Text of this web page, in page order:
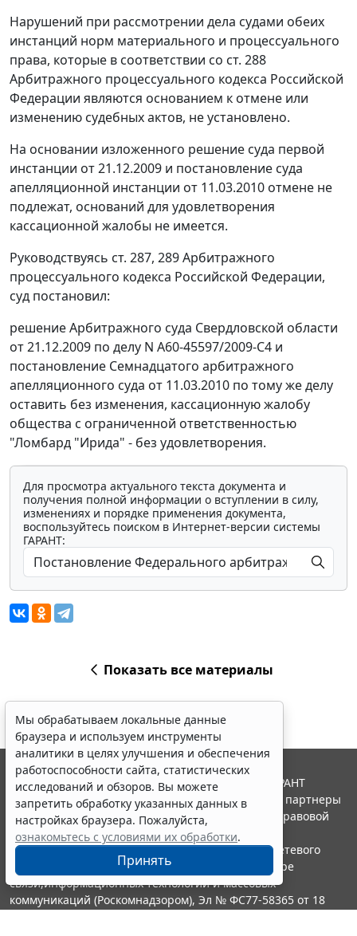
Нарушений при рассмотрении дела судами обеих
инстанций норм материального и процессуального
права, которые в соответствии со ст. 288
Арбитражного процессуального кодекса Российской
Федерации являются основанием к отмене или
изменению судебных актов, не установлено.
На основании изложенного решение суда первой
инстанции от 21.12.2009 и постановление суда
апелляционной инстанции от 11.03.2010 отмене не
подлежат, оснований для удовлетворения
кассационной жалобы не имеется.
Руководствуясь ст. 287, 289Арбитражного
процессуального кодекса Российской Федерации,
суд постановил:
решение Арбитражного суда Свердловской области
от 21.12.2009 по делу N А60-45597/2009-С4 и
постановление Семнадцатого арбитражного
апелляционного суда от 11.03.2010 по тому же делу
оставить без изменения, кассационную жалобу
общества с ограниченной ответственностью
"Ломбард "Ирида" - без удовлетворения.
Для просмотра актуального текста документа и
получения полной информации о вступлении в силу,
изменениях и порядке применения документа,
воспользуйтесь поиском в Интернет-версии системы
ГАРАНТ:
Показать все материалы
Мы обрабатываем локальные данные
браузера и используем инструменты
аналитики в целях улучшения и обеспечения
работоспособности сайта, статистических
исследований и обзоров. Вы можете
запретить обработку указанных данных в
настройках браузера. Пожалуйста,
ознакомьтесь с условиями их обработки.
Принять
© ООО "НПП "ГАРАНТ-СЕРВИС", 2026. Система ГАРАНТ
выпускается с 1990 года. Компания "Гарант" и ее партнеры
являются участниками Российской ассоциации правовой
информации ГАРАНТ.
Портал ГАРАНТ.РУ зарегистрирован в качестве сетевого
издания Федеральной службой по надзору в сфере
связи,информационных технологий и массовых
коммуникаций (Роскомнадзором), Эл № ФС77-58365 от 18